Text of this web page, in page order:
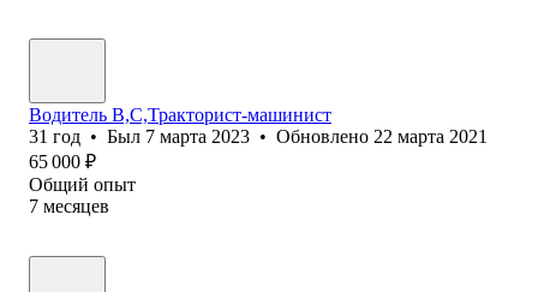
Водитель В,С,Тракторист-машинист
31 год • Был 7 марта 2023 • Обновлено 22 марта 2021
65 000 ₽
Общий опыт
7 месяцев